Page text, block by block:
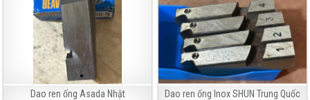
Dao ren ống Asada Nhật Dao ren ống Inox SHUN Trung Quốc